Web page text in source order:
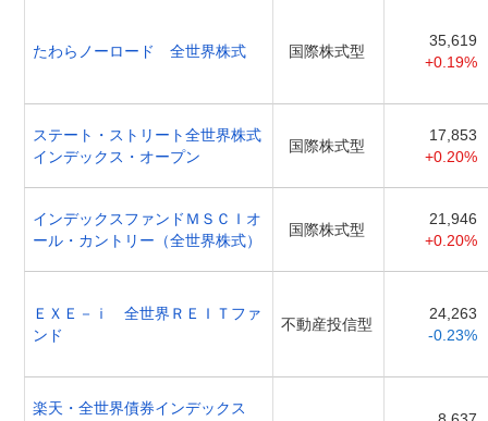
たわらノーロード 全世界株式 国際株式型
35,619
+0.19%
ステート・ストリート全世界株式
インデックス・オープン
国際株式型
17,853
+0.20%
インデックスファンドＭＳＣＩオ
ール・カントリー（全世界株式）
国際株式型
21,946
+0.20%
ＥＸＥ－ｉ 全世界ＲＥＩＴファ
ンド
不動産投信型
24,263
-0.23%
楽天・全世界債券インデックス